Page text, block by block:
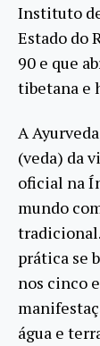
Instituto
Estado do
90 e que
tibetana e
A
(veda) da
oficial na
mundo
prática se
nos cinco
água e